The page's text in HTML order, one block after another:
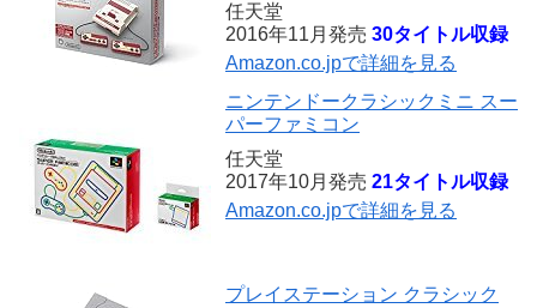
任天堂
2016年11月発売 30タイトル収録
Amazon.co.jpで詳細を見る
ニンテンドークラシックミニ スー
パーファミコン
任天堂
2017年10月発売 21タイトル収録
Amazon.co.jpで詳細を見る
プレイステーション クラシック